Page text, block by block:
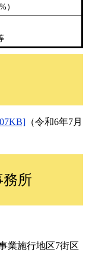
）
（令和6年7月
所
業施行地区7街区